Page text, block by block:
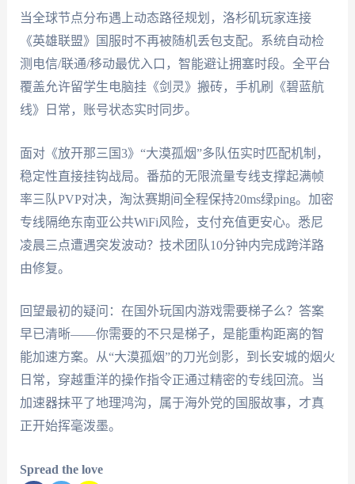
当全球节点分布遇上动态路径规划，洛杉矶玩家连接
《英雄联盟》国服时不再被随机丢包支配。系统自动检
测电信/联通/移动最优入口，智能避让拥塞时段。全平台
覆盖允许留学生电脑挂《剑灵》搬砖，手机刷《碧蓝航
线》日常，账号状态实时同步。
面对《放开那三国3》“大漠孤烟”多队伍实时匹配机制，
稳定性直接挂钩战局。番茄的无限流量专线支撑起满帧
率三队PVP对决，淘汰赛期间全程保持20ms绿ping。加密
专线隔绝东南亚公共WiFi风险，支付充值更安心。悉尼
凌晨三点遭遇突发波动？技术团队10分钟内完成跨洋路
由修复。
回望最初的疑问：在国外玩国内游戏需要梯子么？答案
早已清晰——你需要的不只是梯子，是能重构距离的智
能加速方案。从“大漠孤烟”的刀光剑影，到长安城的烟火
日常，穿越重洋的操作指令正通过精密的专线回流。当
加速器抹平了地理鸿沟，属于海外党的国服故事，才真
正开始挥毫泼墨。
Spread the love